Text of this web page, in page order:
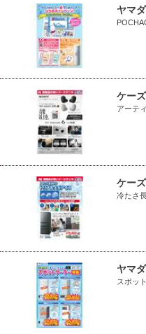
ヤマ
ケー
アーテ
ケー
冷たさ
ヤマ
スポッ